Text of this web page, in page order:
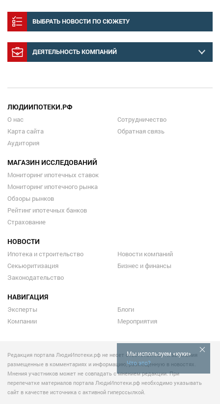
ВЫБРАТЬ НОВОСТИ ПО СЮЖЕТУ
ДЕЯТЕЛЬНОСТЬ КОМПАНИЙ
Мы используем «куки»
Что это?
ЛЮДИИПОТЕКИ.РФ
О нас
Карта сайта
Аудитория
Сотрудничество
Обратная связь
МАГАЗИН ИССЛЕДОВАНИЙ
Мониторинг ипотечных ставок
Мониторинг ипотечного рынка
Обзоры рынков
Рейтинг ипотечных банков
Страхование
НОВОСТИ
Ипотека и строительство
Секьюритизация
Законодательство
Новости компаний
Бизнес и финансы
НАВИГАЦИЯ
Эксперты
Компании
Блоги
Мероприятия
Редакция портала ЛюдиИпотеки.рф не несет ответственности за мнения
размещенные в комментариях и информацию, размещенную в новостях.
Мнения участников может не совпадать с мнением редакции. При
перепечатке материалов портала ЛюдиИпотеки.рф необходимо указывать
сайт в качестве источника с активной гиперссылкой.